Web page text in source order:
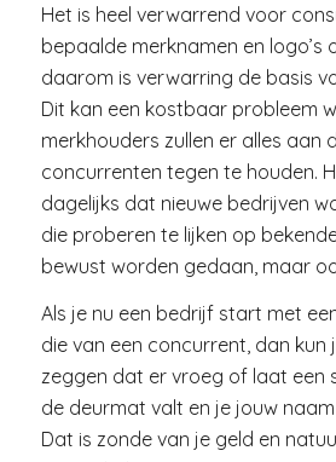
Het is heel verwarrend voor
bepaalde merknamen en logo’s
daarom is verwarring de basis
Dit kan een kostbaar probleem
merkhouders zullen er alles aan
concurrenten tegen te houden.
dagelijks dat nieuwe bedrijven
die proberen te lijken op
bewust worden gedaan, maar
Als je nu een bedrijf start met
die van een concurrent, dan kun
zeggen dat er vroeg of laat een
de deurmat valt en je jouw
Dat is zonde van je geld en